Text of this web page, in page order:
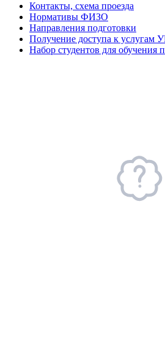
Контакты, схема проезда
Нормативы ФИЗО
Направления подготовки
Получение доступа к услугам
Набор студентов для обучения